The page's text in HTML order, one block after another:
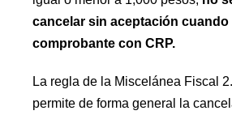
cancelar sin aceptación cuando
comprobante con CRP.
La regla de la Miscelánea Fiscal
permite de forma general la